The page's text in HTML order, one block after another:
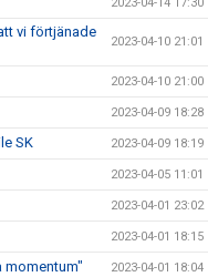
vi förtjänade
2023-04-10 21:01
2023-04-10 21:00
2023-04-09 18:28
SK 2023-04-09 18:19
2023-04-05 11:01
2023-04-01 23:02
2023-04-01 18:15
momentum" 2023-04-01 18:04